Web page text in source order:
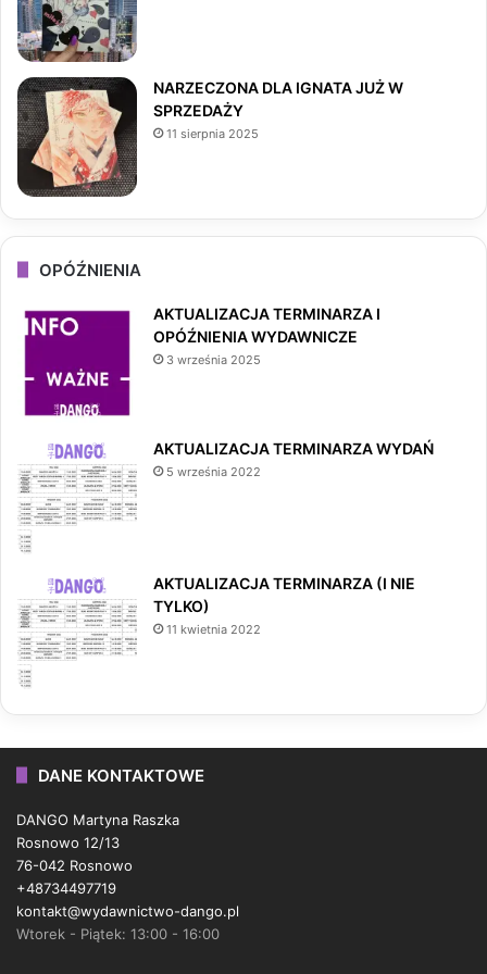
NARZECZONA DLA IGNATA JUŻ W
SPRZEDAŻY
11 sierpnia 2025
OPÓŹNIENIA
AKTUALIZACJA TERMINARZA I
OPÓŹNIENIA WYDAWNICZE
3 września 2025
AKTUALIZACJA TERMINARZA WYDAŃ
5 września 2022
AKTUALIZACJA TERMINARZA (I NIE
TYLKO)
11 kwietnia 2022
DANE KONTAKTOWE
DANGO Martyna Raszka
Rosnowo 12/13
76-042 Rosnowo
+48734497719
kontakt@wydawnictwo-dango.pl
Wtorek - Piątek: 13:00 - 16:00